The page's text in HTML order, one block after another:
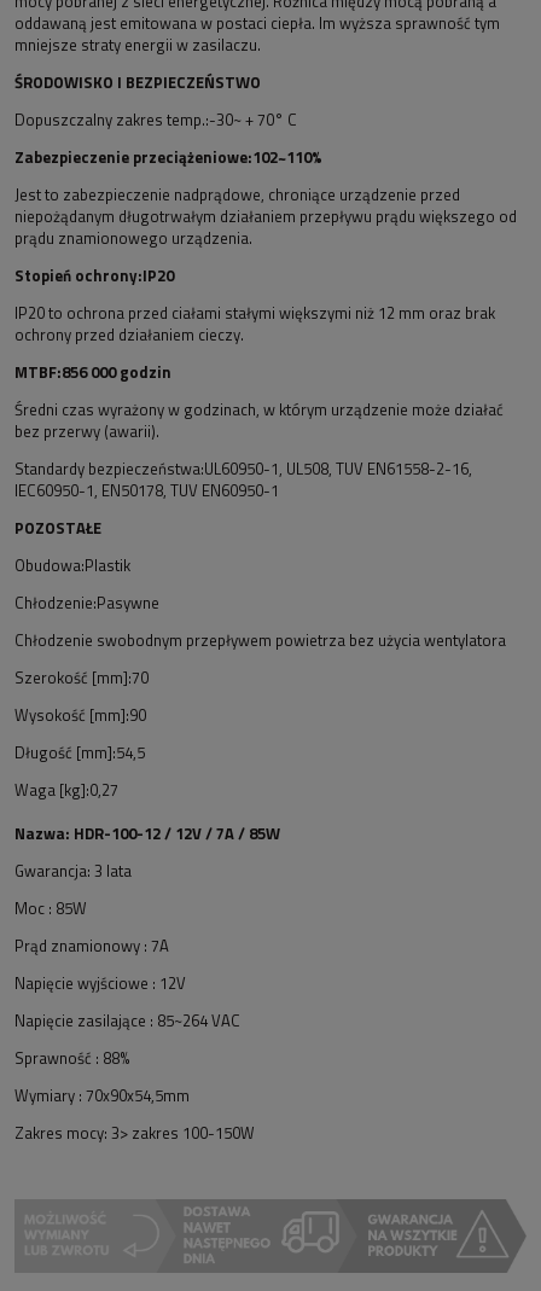
oddawaną jest emitowana w postaci ciepła. Im wyższa sprawność tym
mniejsze straty energii w zasilaczu.
ŚRODOWISKO I BEZPIECZEŃSTWO
Dopuszczalny zakres temp.:-30~ + 70° C
Zabezpieczenie przeciążeniowe:102~110%
Jest to zabezpieczenie nadprądowe, chroniące urządzenie przed
niepożądanym długotrwałym działaniem przepływu prądu większego od
prądu znamionowego urządzenia.
Stopień ochrony:IP20
IP20 to ochrona przed ciałami stałymi większymi niż 12 mm oraz brak
ochrony przed działaniem cieczy.
MTBF:856 000 godzin
Średni czas wyrażony w godzinach, w którym urządzenie może działać
bez przerwy (awarii).
Standardy bezpieczeństwa:UL60950-1, UL508, TUV EN61558-2-16,
IEC60950-1, EN50178, TUV EN60950-1
POZOSTAŁE
Obudowa:Plastik
Chłodzenie:Pasywne
Chłodzenie swobodnym przepływem powietrza bez użycia wentylatora
Szerokość [mm]:70
Wysokość [mm]:90
Długość [mm]:54,5
Waga [kg]:0,27
Nazwa: HDR-100-12 / 12V / 7A / 85W
Gwarancja: 3 lata
Moc : 85W
Prąd znamionowy : 7A
Napięcie wyjściowe : 12V
Napięcie zasilające : 85~264 VAC
Sprawność : 88%
Wymiary : 70x90x54,5mm
Zakres mocy: 3> zakres 100-150W